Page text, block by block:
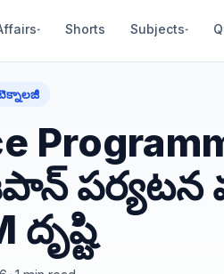
▾ Shorts Subjects▾
దృష్టి